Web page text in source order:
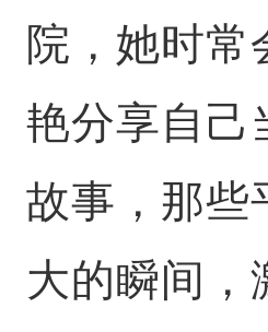
院，她时常
艳分享自己
故事，那些
大的瞬间，